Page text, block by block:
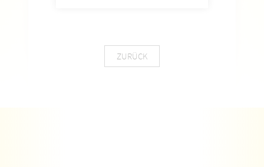
ZURÜCK